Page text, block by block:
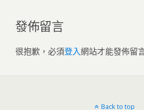
發佈留言
很抱歉，必須登入網站才能發佈留
Back to top